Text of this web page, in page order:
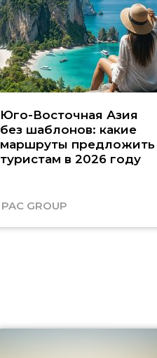
Юго-Восточная Азия
без шаблонов: какие
маршруты предложить
туристам в 2026 году
PAC GROUP